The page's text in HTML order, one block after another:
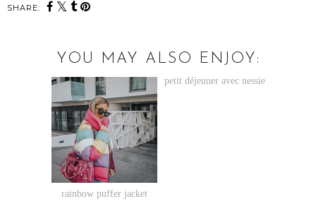
SHARE:
YOU MAY ALSO ENJOY:
rainbow puffer jacket
petit déjeuner avec nessie